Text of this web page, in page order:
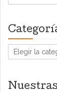
Categorías